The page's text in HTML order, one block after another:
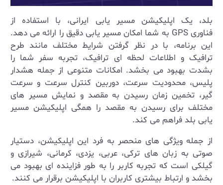
بلد، یک اپلیکیشن مسیر یابی ایرانی، با استفاده از
فناوریGPS به شما امکان مسیر یابی دقیق را ارائه می ‌دهد.
این برنامه، با در نظر گرفتن شرایط مختلف مانند طرح
ترافیک و اطلاعات لحظه ‌ای ترافیک، تجربه سفر شما را
بشدت بهبود می‌ بخشد. امکانات متنوعی از جمله هشدار
پلیس، محدودیت سرعت، دوربین کنترل سرعت و سرعت‌
گیر، تخمین زمان رسیدن به مقصد و نمایش مسیر های
مختلف برای رسیدن به مقصد را همگی اپلیکیشن مسیر
یابی بلد فراهم می ‌کند.
از جمله ویژگی ‌های منحصر به فرد این اپلیکیشن، دستیار
صوتی به زبان ‌های ترکی، عربی، یزدی، کرمانی، شیرازی و
گیلکی است که تجربه کاربر را به طور فزاینده ای بهبود می
بخشد و ارتباط بیشتری کاربران با اپلیکیشن برقرار می کنند.